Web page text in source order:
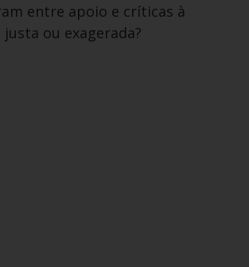
entre apoio e críticas à
ou exagerada?